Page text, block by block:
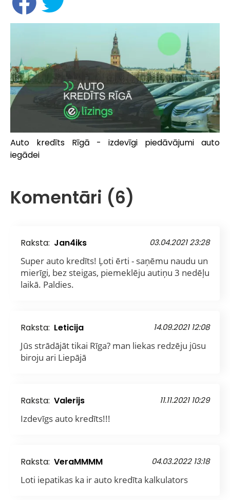
Auto kredīts Rīgā - izdevīgi piedāvājumi auto
iegādei
Komentāri (6)
Raksta: Jan4iks 03.04.2021 23:28
Super auto kredīts! Ļoti ērti - saņēmu naudu un
mierīgi, bez steigas, piemeklēju autiņu 3 nedēļu
laikā. Paldies.
Raksta: Leticija 14.09.2021 12:08
Jūs strādājāt tikai Rīga? man liekas redzēju jūsu
biroju ari Liepājā
Raksta: Valerijs 11.11.2021 10:29
Izdevīgs auto kredīts!!!
Raksta: VeraMMMM 04.03.2022 13:18
Loti iepatikas ka ir auto kredīta kalkulators